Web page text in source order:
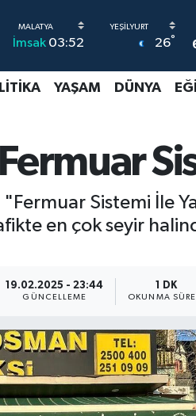
İmsak03:52 26°
YAŞAM DÜNYA
"Fermuar Sistemi
en çok seyir
19.02.2025 - 23:44
GÜNCELLEME
1 DK
OKUNMA